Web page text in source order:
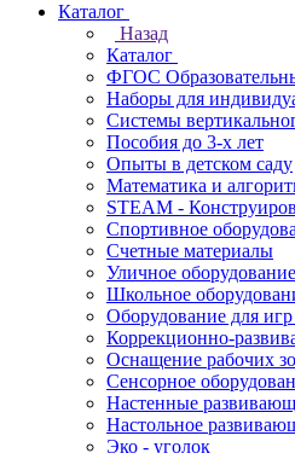
Каталог
Назад
Каталог
ФГОС
Наборы для
Системы
Пособия до 3-х лет
Опыты в детском саду
Математика и
STEAM -
Спортивное
Счетные материалы
Уличное оборудование
Школьное
Оборудование для
Оснащение рабочих
Сенсорное
Настенные
Настольное
Эко - уголок